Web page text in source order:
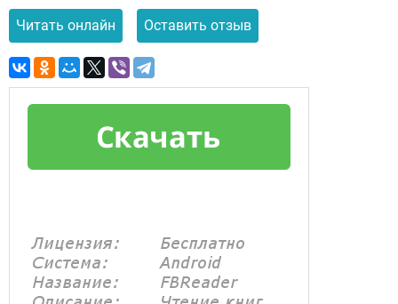
Читать онлайн Оставить отзыв